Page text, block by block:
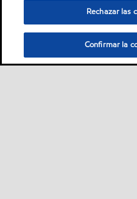
Rechazar las
Confirmar la